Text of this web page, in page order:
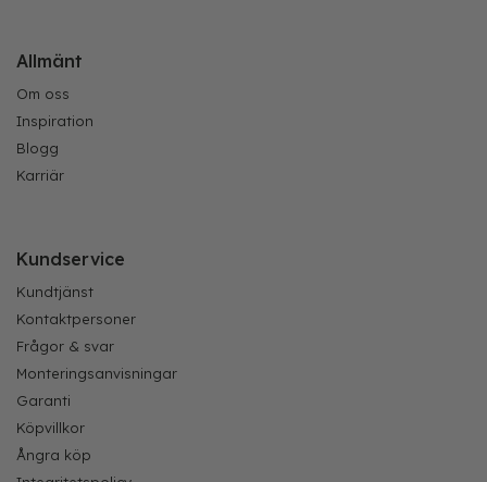
Allmänt
Om oss
Inspiration
Blogg
Karriär
Kundservice
Kundtjänst
Kontaktpersoner
Frågor & svar
Monteringsanvisningar
Garanti
Köpvillkor
Ångra köp